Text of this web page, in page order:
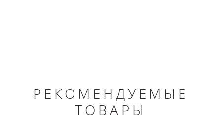
РЕКОМЕНДУЕМЫЕ
ТОВАРЫ